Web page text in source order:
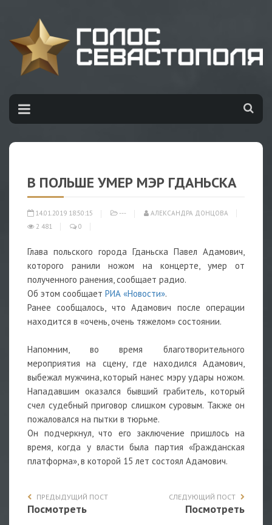
В ПОЛЬШЕ УМЕР МЭР ГДАНЬСКА
14.01.2019 18:50:15 ---
АЛЕКСАНДРА ДОНЦОВА
2 481
0
Глава польского города Гданьска Павел Адамович,
которого ранили ножом на концерте, умер от
полученного ранения, сообщает радио.
Об этом сообщает РИА «Новости».
Ранее сообщалось, что Адамович после операции
находится в «очень, очень тяжелом» состоянии.
Напомним, во время благотворительного
мероприятия на сцену, где находился Адамович,
выбежал мужчина, который нанес мэру удары ножом.
Нападавшим оказался бывший грабитель, который
счел судебный приговор слишком суровым. Также он
пожаловался на пытки в тюрьме.
Он подчеркнул, что его заключение пришлось на
время, когда у власти была партия «Гражданская
платформа», в которой 15 лет состоял Адамович.
ПРЕДЫДУЩИЙ ПОСТ
Посмотреть
СЛЕДУЮЩИЙ ПОСТ
Посмотреть